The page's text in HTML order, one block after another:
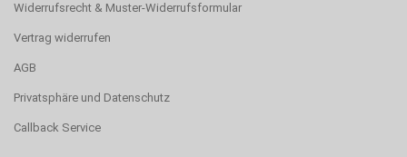
Widerrufsrecht & Muster-Widerrufsformular
Vertrag widerrufen
AGB
Privatsphäre und Datenschutz
Callback Service